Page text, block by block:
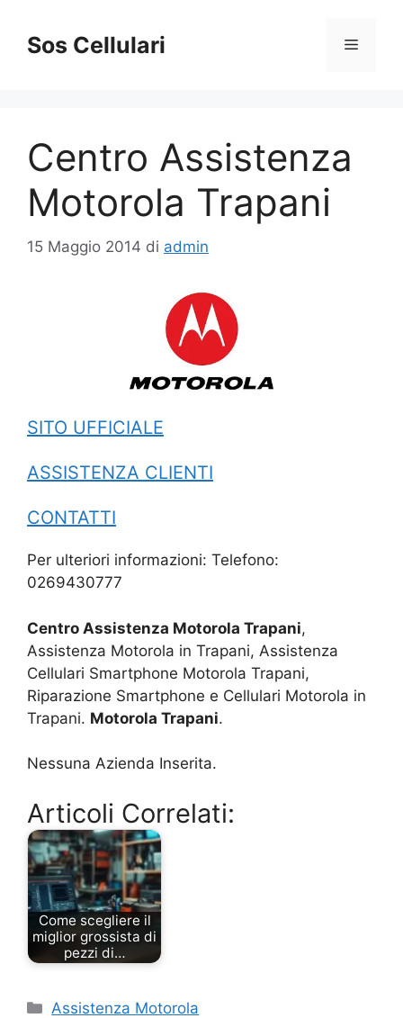
contenuto
Sos Cellulari Menu
Centro Assistenza
Motorola Trapani
15 Maggio 2014 di admin
SITO UFFICIALE
ASSISTENZA CLIENTI
CONTATTI
Per ulteriori informazioni: Telefono:
0269430777
Centro Assistenza Motorola Trapani,
Assistenza Motorola in Trapani, Assistenza
Cellulari Smartphone Motorola Trapani,
Riparazione Smartphone e Cellulari Motorola in
Trapani. Motorola Trapani.
Nessuna Azienda Inserita.
Articoli Correlati:
Come scegliere il
miglior grossista di
pezzi di…
Categorie
Assistenza Motorola